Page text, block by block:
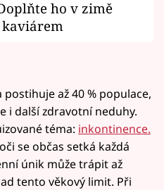
ho v zimě
až 40 % populace,
i další zdravotní neduhy.
téma: inkontinence.
se občas setká každá
únik může trápit až
tento věkový limit. Při